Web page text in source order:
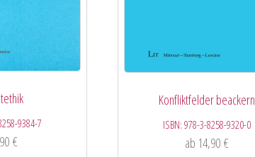
9384-7
€
Konfliktfelder beackern
ISBN: 978-3-8258-9320-0
ab 14,90 €